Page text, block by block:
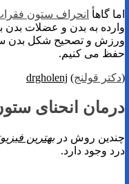
اما گاهأ انحراف ستون
وارده به بدن و عضلات بدن
ورزش و تصحیح شکل بدن
حفظ می کنیم.
(دکتر قولنج)
drgholenj
درمان انحنای
چندین روش دربهترین
درد وجود دارد.